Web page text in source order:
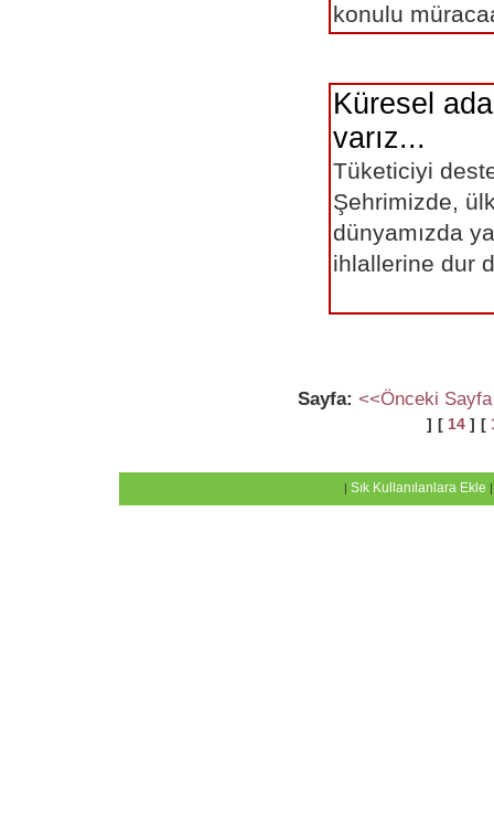
konulu
Küresel
varız...
Tüketiciyi
Şehrimizde,
dünyamızda
ihlallerine dur
Sayfa: <<Önceki Sayfa
] [ 14 ] [
| Sık Kullanılanlara Ekle